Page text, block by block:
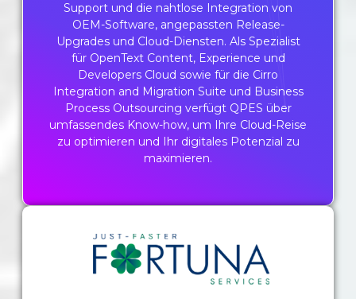
Support und die nahtlose Integration von
OEM-Software, angepassten Release-
Upgrades und Cloud-Diensten. Als Spezialist
für OpenText Content, Experience und
Developers Cloud sowie für die Cirro
Integration and Migration Suite und Business
Process Outsourcing verfügt QPES über
umfassendes Know-how, um Ihre Cloud-Reise
zu optimieren und Ihr digitales Potenzial zu
maximieren.